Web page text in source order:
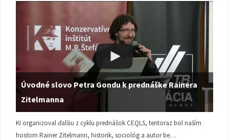
Úvodné slovo Petra Gondu k prednáške Rainera
Zitelmanna
KI organizoval ďalšiu z cyklu prednášok CEQLS, tentoraz bol naším
hosťom Rainer Zitelmann, historik, sociológ a autor be…